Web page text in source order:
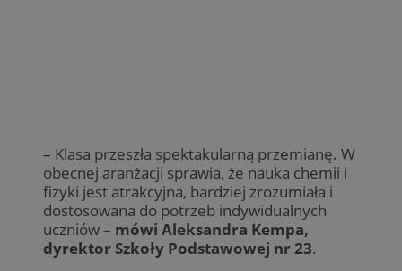
– Klasa przeszła spektakularną przemianę. W
obecnej aranżacji sprawia, że nauka chemii i
fizyki jest atrakcyjna, bardziej zrozumiała i
dostosowana do potrzeb indywidualnych
uczniów – mówi Aleksandra Kempa,
dyrektor Szkoły Podstawowej nr 23.